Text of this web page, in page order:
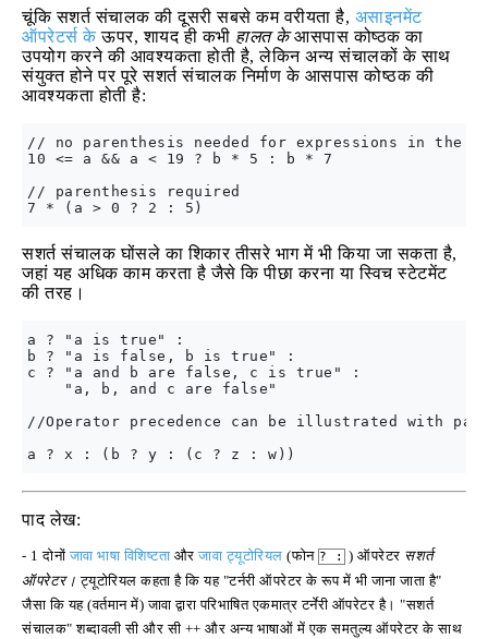
चूंकि सशर्त संचालक की दूसरी सबसे कम वरीयता है, असाइनमेंट
ऑपरेटर्स के ऊपर, शायद ही कभी हालत केआसपास कोष्ठक का
उपयोग करने की आवश्यकता होती है, लेकिन अन्य संचालकों के साथ
संयुक्त होने पर पूरे सशर्त संचालक निर्माण के आसपास कोष्ठक की
आवश्यकता होती है:
// no parenthesis needed for expressions in the 3
10 <= a && a < 19 ? b * 5 : b * 7
// parenthesis required
सशर्त संचालक घोंसले का शिकार तीसरे भाग में भी किया जा सकता है,
जहां यह अधिक काम करता है जैसे कि पीछा करना या स्विच स्टेटमेंट
की तरह।
a ? "a is true" :
b ? "a is false, b is true" :
c ? "a and b are false, c is true" :
    "a, b, and c are false"
//Operator precedence can be illustrated with
पाद लेख:
- 1 दोनोंजावा भाषा विशिष्टता औरजावा ट्यूटोरियल (फोन ? : ) ऑपरेटर सशर्त
ऑपरेटर। ट्यूटोरियल कहता है कि यह "टर्नरी ऑपरेटर के रूप में भी जाना जाता है"
जैसा कि यह (वर्तमान में) जावा द्वारा परिभाषित एकमात्र टर्नेरी ऑपरेटर है। "सशर्त
संचालक" शब्दावली सी और सी ++ और अन्य भाषाओं में एक समतुल्य ऑपरेटर के साथ